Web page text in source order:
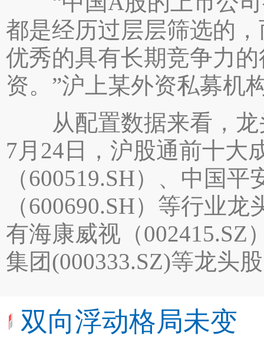
都是经历过层层筛选的
优秀的具有长期竞争力
资。”沪上某外资私募机
从配置数据来看，龙
7月24日，沪股通前十大
（600519.SH）、中国
（600690.SH）等行业
有海康威视（002415.SZ
集团(000333.SZ)等龙头
双向浮动格局未变